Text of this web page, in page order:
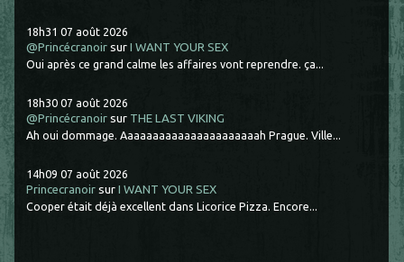
18h31 07 août 2026
@Princécranoir surI WANT YOUR SEX
Oui après ce grand calme les affaires vont reprendre. ça...
18h30 07 août 2026
@Princécranoir sur THE LAST VIKING
Ah oui dommage. Aaaaaaaaaaaaaaaaaaaaaah Prague. Ville...
14h09 07 août 2026
Princecranoir surI WANT YOUR SEX
Cooper était déjà excellent dans Licorice Pizza. Encore...